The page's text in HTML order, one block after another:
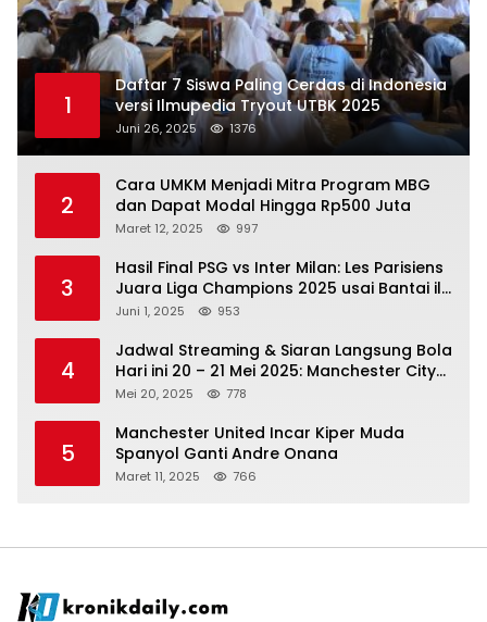
1
Daftar 7 Siswa Paling Cerdas di Indonesia
versi Ilmupedia Tryout UTBK 2025
Juni 26, 2025 1376
2
Cara UMKM Menjadi Mitra Program MBG
dan Dapat Modal Hingga Rp500 Juta
Maret 12, 2025 997
3
Hasil Final PSG vs Inter Milan: Les Parisiens
Juara Liga Champions 2025 usai Bantai il
Nerazzurri
Juni 1, 2025 953
4
Jadwal Streaming & Siaran Langsung Bola
Hari ini 20 – 21 Mei 2025: Manchester City
vs Bournemouth
Mei 20, 2025 778
5
Manchester United Incar Kiper Muda
Spanyol Ganti Andre Onana
Maret 11, 2025 766